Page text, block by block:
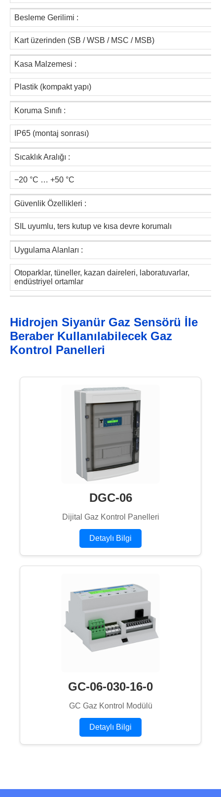
Besleme Gerilimi :
Kart üzerinden (SB / WSB / MSC / MSB)
Kasa Malzemesi :
Plastik (kompakt yapı)
Koruma Sınıfı :
IP65 (montaj sonrası)
Sıcaklık Aralığı :
−20 °C … +50 °C
Güvenlik Özellikleri :
SIL uyumlu, ters kutup ve kısa devre korumalı
Uygulama Alanları :
Otoparklar, tüneller, kazan daireleri, laboratuvarlar,
endüstriyel ortamlar
Hidrojen Siyanür Gaz Sensörü İle
Beraber Kullanılabilecek Gaz
Kontrol Panelleri
DGC-06
Dijital Gaz Kontrol Panelleri
Detaylı Bilgi
GC-06-030-16-0
GC Gaz Kontrol Modülü
Detaylı Bilgi